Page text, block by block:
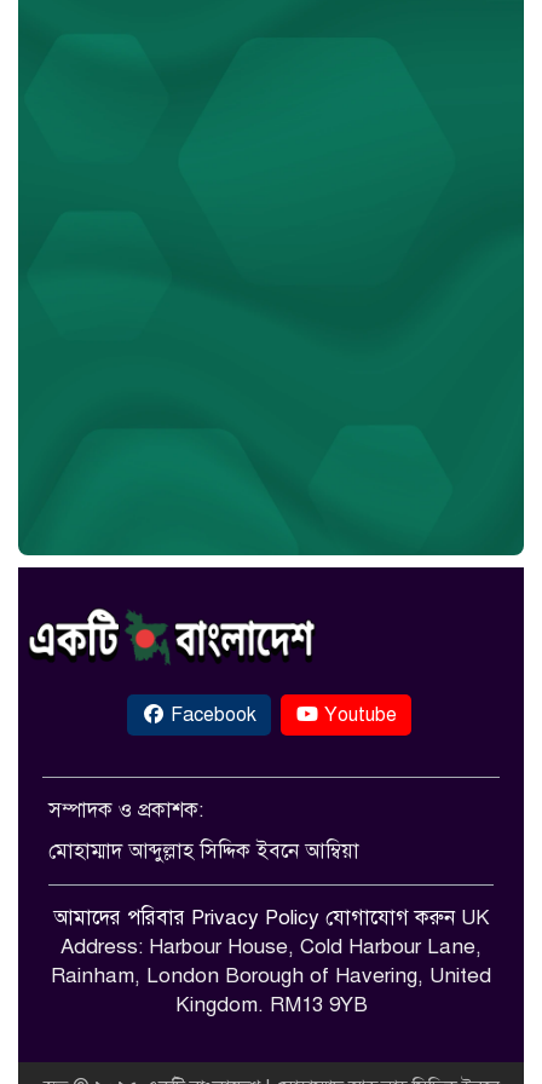
Facebook Youtube
সম্পাদক ও প্রকাশক:
মোহাম্মাদ আব্দুল্লাহ সিদ্দিক ইবনে আম্বিয়া
আমাদের পরিবার Privacy Policy যোগাযোগ করুনUK
Address: Harbour House, Cold Harbour Lane,
Rainham, London Borough of Havering, United
Kingdom. RM13 9YB